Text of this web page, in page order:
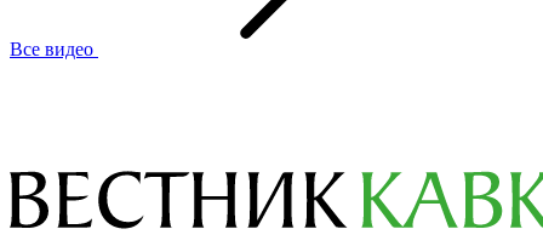
Все видео